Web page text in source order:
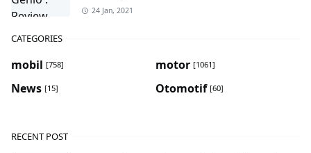
24 Jan, 2021
CATEGORIES
mobil [758] motor [1061]
News [15] Otomotif [60]
RECENT POST